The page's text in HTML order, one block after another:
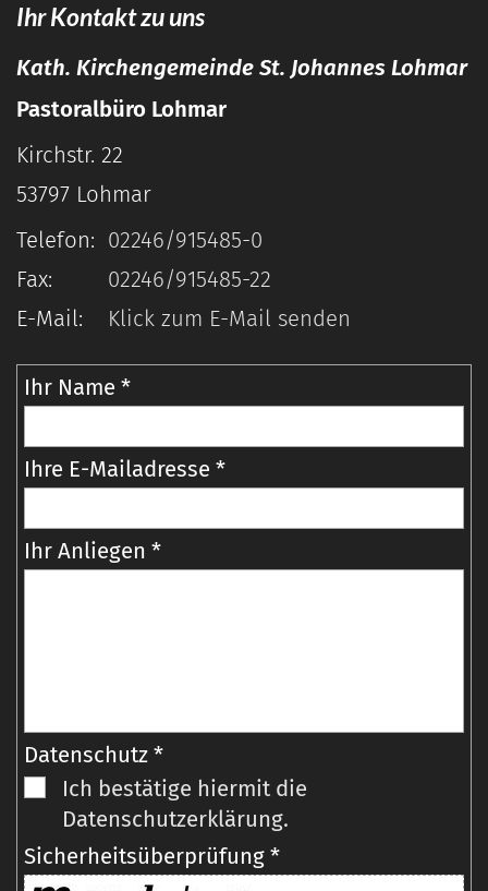
Ihr Kontakt zu uns
Kath. Kirchengemeinde St. Johannes Lohmar
Pastoralbüro Lohmar
Kirchstr. 22
53797 Lohmar
Telefon: 02246/915485-0
Fax:
02246/915485-22
E-Mail:
Klick zum E-Mail senden
Ihr Name *
Ihre E-Mailadresse *
Ihr Anliegen *
Datenschutz *
Ich bestätige hiermit die
Datenschutzerklärung.
Sicherheitsüberprüfung *